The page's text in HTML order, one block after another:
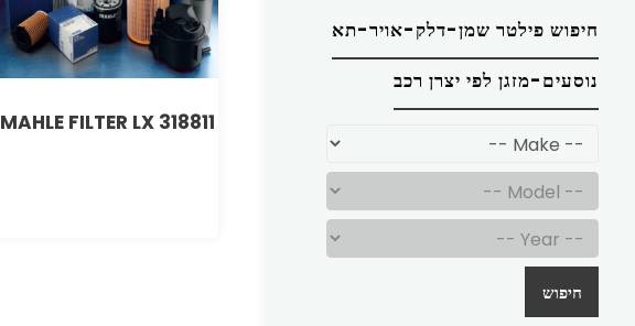
MAHLE FILTER LX 318811
חיפוש פילטר שמן-דלק-אויר-תא
נוסעים-מזגן לפי יצרן רכב
חיפוש